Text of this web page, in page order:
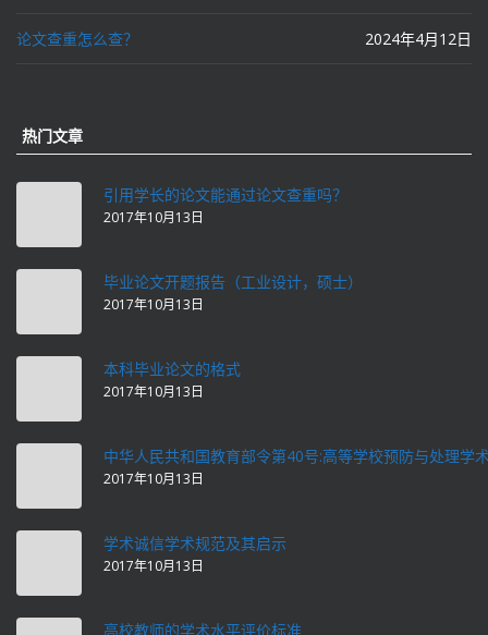
论文查重怎么查？ 2024年4月12日
热门文章
引用学长的论文能通过论文查重吗？
2017年10月13日
毕业论文开题报告（工业设计，硕士）
2017年10月13日
本科毕业论文的格式
2017年10月13日
中华人民共和国教育部令第40号:高等学校预防与处理学
2017年10月13日
学术诚信学术规范及其启示
2017年10月13日
高校教师的学术水平评价标准